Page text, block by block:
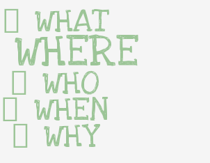
WHAT
WHERE
WHO
WHEN
WHY